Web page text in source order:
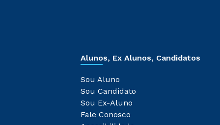
Alunos, Ex Alunos, Candidatos
Sou Aluno
Sou Candidato
Sou Ex-Aluno
Fale Conosco